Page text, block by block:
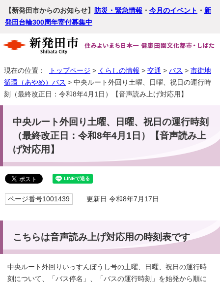
【新発田市からのお知らせ】 防災・緊急情報 ・ 今月のイベント ・ 新
発田台輪300周年寄付募集中
現在の位置： トップページ > くらしの情報 > 交通 > バス > 市街地
循環（あやめ）バス > 中央ルート外回り土曜、日曜、祝日の運行時
刻（最終改正日：令和8年4月1日）【音声読み上げ対応用】
中央ルート外回り土曜、日曜、祝日の運行時刻
（最終改正日：令和8年4月1日）【音声読み上
げ対応用】
ページ番号1001439 更新日 令和8年7月17日
こちらは音声読み上げ対応用の時刻表です
中央ルート外回りいっすんぼうし号の土曜、日曜、祝日の運行時
刻について、「バス停名」、「バスの運行時刻」を始発から順に